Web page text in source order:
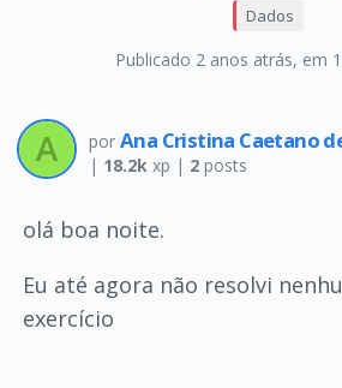
Publicado 2 anos atrás, em
Dados
por Ana Cristina Caetano
| 18.2kxp | 2posts
olá boa noite.
Eu até agora não resolvi
exercício